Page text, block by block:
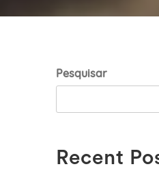
Pesquisar
Recent